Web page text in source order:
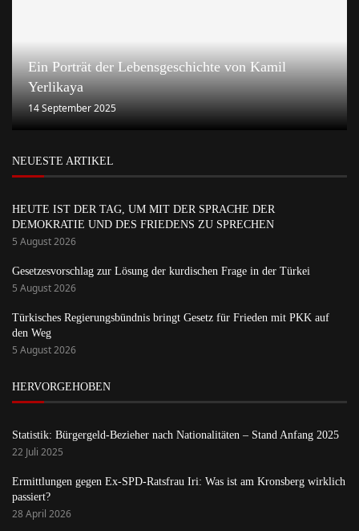
Ein Porträt der Lebensgeschichte von Kamil
Yerlikaya
14 September 2025
NEUESTE ARTIKEL
HEUTE IST DER TAG, UM MIT DER SPRACHE DER
DEMOKRATIE UND DES FRIEDENS ZU SPRECHEN
5 August 2026
Gesetzesvorschlag zur Lösung der kurdischen Frage in der Türkei
5 August 2026
Türkisches Regierungsbündnis bringt Gesetz für Frieden mit PKK auf
den Weg
5 August 2026
HERVORGEHOBEN
Statistik: Bürgergeld-Bezieher nach Nationalitäten – Stand Anfang 2025
22 Juli 2025
Ermittlungen gegen Ex-SPD-Ratsfrau Iri: Was ist am Kronsberg wirklich
passiert?
28 April 2026